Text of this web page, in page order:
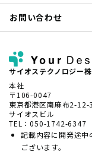
サイオステクノロジー
本社
〒106-0047
東京都港区南麻布2-12-3
サイオスビル
TEL：050-1742-6347
記載内容に開発途
ございます。
お問い合わせ